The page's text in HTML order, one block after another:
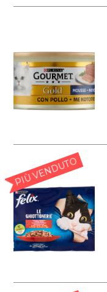
PIÙ VENDUTO